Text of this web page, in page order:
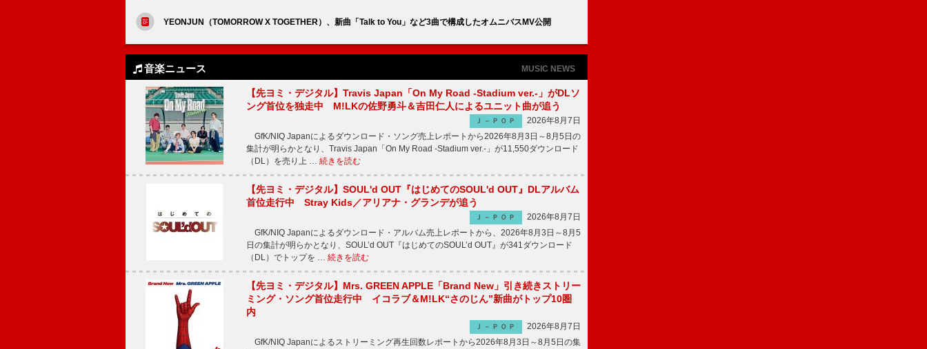
YEONJUN（TOMORROW X TOGETHER）、新曲「Talk to You」など3曲で構成したオムニバスMV公開
音楽ニュース MUSIC NEWS
【先ヨミ・デジタル】Travis Japan「On My Road -Stadium ver.-」がDLソ
ング首位を独走中 M!LKの佐野勇斗＆吉田仁人によるユニット曲が追う
Ｊ－ＰＯＰ
2026年8月7日
GfK/NIQ Japanによるダウンロード・ソング売上レポートから2026年8月3日～8月5日の
集計が明らかとなり、Travis Japan「On My Road -Stadium ver.-」が11,550ダウンロード
（DL）を売り上 … 続きを読む
【先ヨミ・デジタル】SOUL'd OUT『はじめてのSOUL'd OUT』DLアルバム
首位走行中 Stray Kids／アリアナ・グランデが追う
Ｊ－ＰＯＰ
2026年8月7日
GfK/NIQ Japanによるダウンロード・アルバム売上レポートから、2026年8月3日～8月5
日の集計が明らかとなり、SOUL’d OUT『はじめてのSOUL’d OUT』が341ダウンロード
（DL）でトップを … 続きを読む
【先ヨミ・デジタル】Mrs. GREEN APPLE「Brand New」引き続きストリー
ミング・ソング首位走行中 イコラブ＆M!LK“さのじん”新曲がトップ10圏
内
Ｊ－ＰＯＰ
2026年8月7日
GfK/NIQ Japanによるストリーミング再生回数レポートから2026年8月3日～8月5日の集